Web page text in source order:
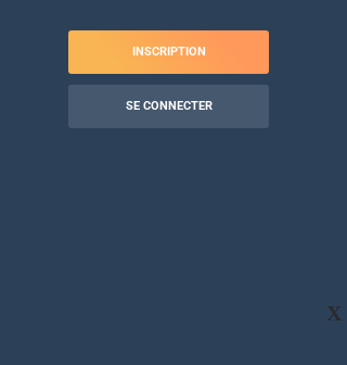
X
INSCRIPTION
SE CONNECTER